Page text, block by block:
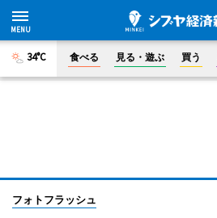
34°C 食べる 見る・遊ぶ 買う
フォトフラッシュ